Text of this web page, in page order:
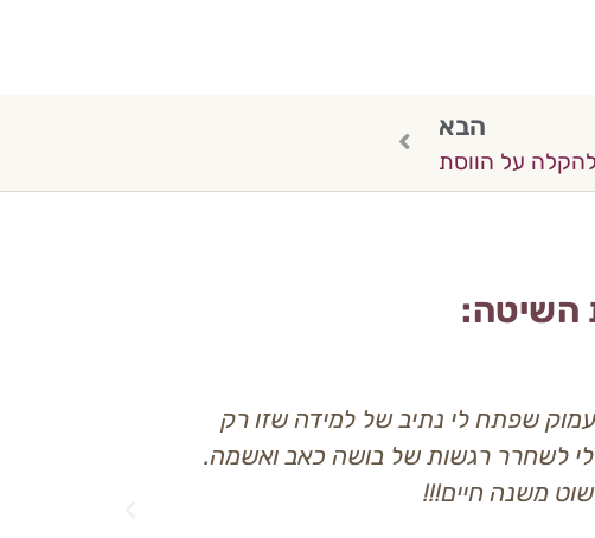
הבא
השיטה:
שפתח לי נתיב של למידה שזו רק
לשחרר רגשות של בושה כאב ואשמה.
משנה חיים!!!